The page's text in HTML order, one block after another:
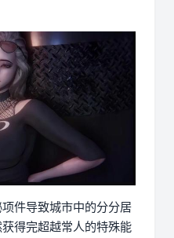
件导致城市中的分分居
得完超越常人的特殊能